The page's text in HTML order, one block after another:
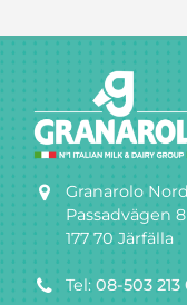
Granarolo
Passadvägen 8
177 70 Järfälla
Tel: 08-503 213